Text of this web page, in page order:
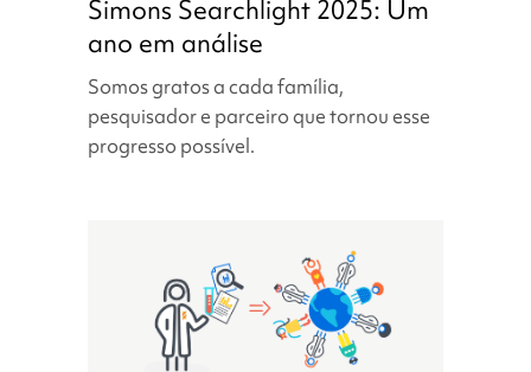
Um
ano
em
análise
Simons Searchlight 2025: Um
ano em análise
Somos gratos a cada família,
pesquisador e parceiro que tornou esse
progresso possível.